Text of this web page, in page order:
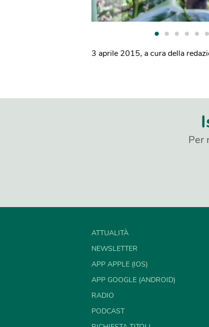
3 aprile 2015, a cura della
Per
ATTUALITÀ
NEWSLETTER
APP APPLE (IOS)
APP GOOGLE (ANDROID)
RADIO
PODCAST